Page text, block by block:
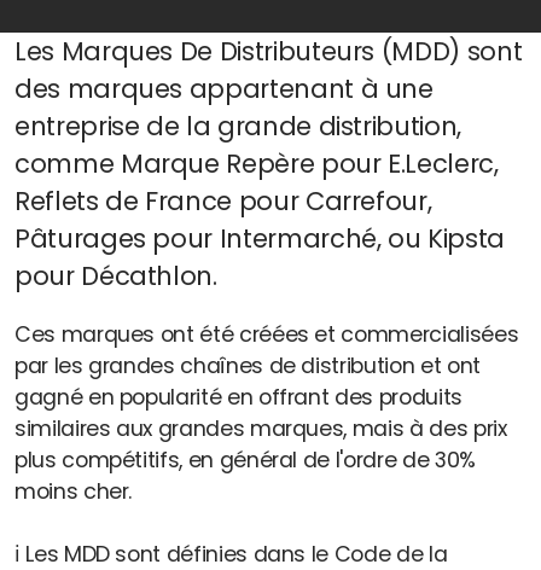
Les Marques De Distributeurs (MDD) sont
des marques appartenant à une
entreprise de la grande distribution,
comme Marque Repère pour E.Leclerc,
Reflets de France pour Carrefour,
Pâturages pour Intermarché, ou Kipsta
pour Décathlon.
Ces marques ont été créées et commercialisées
par les grandes chaînes de distribution et ont
gagné en popularité en offrant des produits
similaires aux grandes marques, mais à des prix
plus compétitifs, en général de l'ordre de 30%
moins cher.
ℹ️ Les MDD sont définies dans le Code de la
Sectorisation et développement d'un réseau
Organiser et optimiser son activité
Collectivités
Blog et actus
Le wiki du géomarketing, du commerce et de la
franchise
Les points conso & tendances